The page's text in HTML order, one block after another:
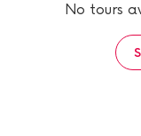
No tours